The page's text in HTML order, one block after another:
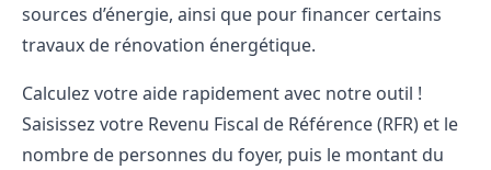
sources d’énergie, ainsi que pour financer certains
travaux de rénovation énergétique.
Calculez votre aide rapidement avec notre outil !
Saisissez votre Revenu Fiscal de Référence (RFR) et le
nombre de personnes du foyer, puis le montant du